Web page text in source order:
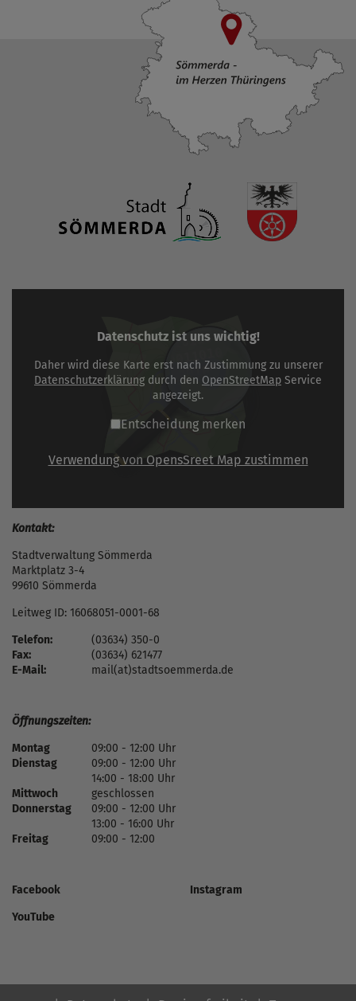
Datenschutz ist uns wichtig!
Daher wird diese Karte erst nach Zustimmung zu unserer
Datenschutzerklärung durch den OpenStreetMap Service
angezeigt.
Entscheidung merken
Verwendung von OpensSreet Map zustimmen
Kontakt:
Stadtverwaltung Sömmerda
Marktplatz 3-4
99610 Sömmerda
Leitweg ID: 16068051-0001-68
Telefon:
(03634) 350-0
Fax:
(03634) 621477
E-Mail:
mail(at)stadtsoemmerda.de
Öffnungszeiten:
Montag
09:00 - 12:00 Uhr
Dienstag
09:00 - 12:00 Uhr
14:00 - 18:00 Uhr
Mittwoch
geschlossen
Donnerstag
09:00 - 12:00 Uhr
13:00 - 16:00 Uhr
Freitag
09:00 - 12:00
Facebook
Instagram
YouTube